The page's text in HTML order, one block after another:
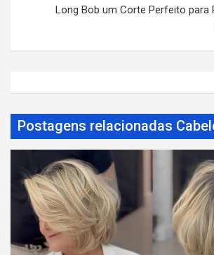
ã
o
d
e
s
Long Bob um Corte Perfeito para
Postagens relacionadas